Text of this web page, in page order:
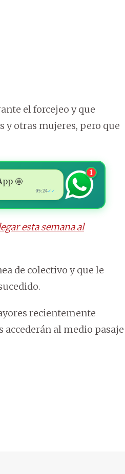
el forcejeo y que
y otras mujeres, pero que
🤩
05:24✓✓
1
esta semana al
de colectivo y que le
recientemente
accederán al medio pasaje